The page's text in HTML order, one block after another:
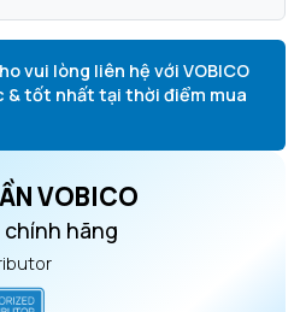
vui lòng liên hệ với VOBICO
& tốt nhất tại thời điểm mua
VOBICO
chính hãng